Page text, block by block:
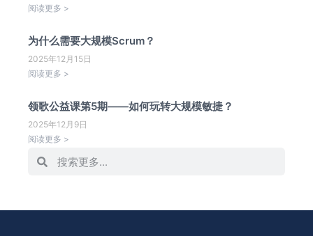
阅读更多 >
为什么需要大规模Scrum？
2025年12月15日
阅读更多 >
领歌公益课第5期——如何玩转大规模敏捷？
2025年12月9日
阅读更多 >